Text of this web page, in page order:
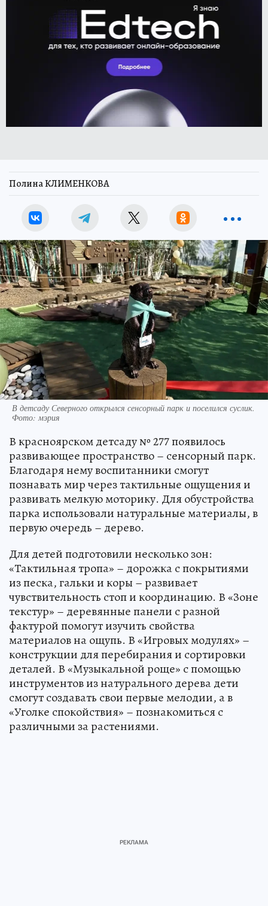
Полина КЛИМЕНКОВА
В детсаду Северного открылся сенсорный парк и поселился суслик.
Фото: мэрия
В красноярском детсаду № 277 появилось
развивающее пространство – сенсорный парк.
Благодаря нему воспитанники смогут
познавать мир через тактильные ощущения и
развивать мелкую моторику. Для обустройства
парка использовали натуральные материалы, в
первую очередь – дерево.
Для детей подготовили несколько зон:
«Тактильная тропа» – дорожка с покрытиями
из песка, гальки и коры – развивает
чувствительность стоп и координацию. В «Зоне
текстур» – деревянные панели с разной
фактурой помогут изучить свойства
материалов на ощупь. В «Игровых модулях» –
конструкции для перебирания и сортировки
деталей. В «Музыкальной роще» с помощью
инструментов из натурального дерева дети
смогут создавать свои первые мелодии, а в
«Уголке спокойствия» – познакомиться с
различными за растениями.